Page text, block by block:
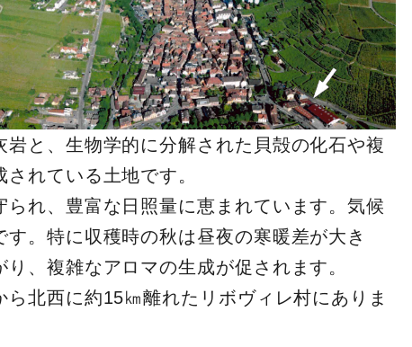
と、生物学的に分解された貝殻の化石や複
れている土地です。
れ、豊富な日照量に恵まれています。気候
。特に収穫時の秋は昼夜の寒暖差が大き
、複雑なアロマの生成が促されます。
北西に約15㎞離れたリボヴィレ村にありま